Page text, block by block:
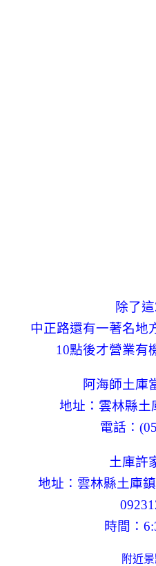
除了
中正路還有一著名地
10點後才營業
阿海師土庫
地址：雲林縣土
電話：
土庫許
地址：雲林縣土庫
時間：
附近